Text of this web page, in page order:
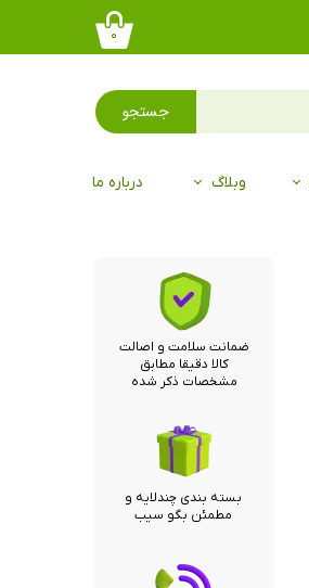
۰
جستجو
وبلاگ درباره ما
ضمانت سلامت و اصالت
کالا دقیقا مطابق
مشخصات ذکر شده
بسته بندی چندلایه و
مطمئن بگو سیب